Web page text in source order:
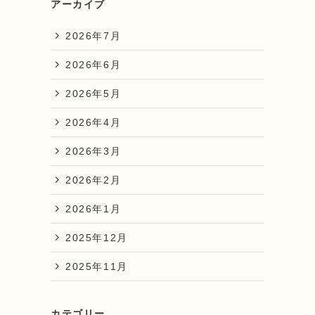
アーカイブ
2026年7月
2026年6月
2026年5月
2026年4月
2026年3月
2026年2月
2026年1月
2025年12月
2025年11月